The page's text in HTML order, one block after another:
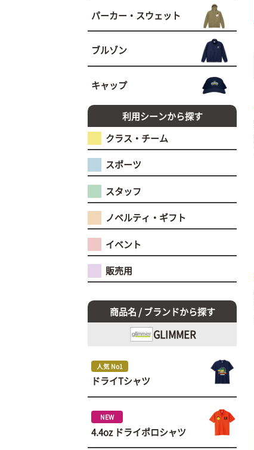
パーカー・スウェット
ブルゾン
キャップ
利用シーンから探す
クラス・チーム
スポーツ
スタッフ
ノベルティ・ギフト
イベント
販売用
商品名 / ブランドから探す
GLIMMER
人気 No1
ドライTシャツ
NEW
4.4oz ドライポロシャツ